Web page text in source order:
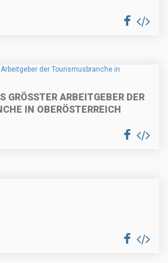
GRÖSSTER ARBEITGEBER DER T
IN OBERÖSTERREICH